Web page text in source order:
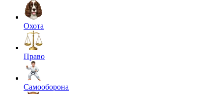
Охота
Право
Самооборона